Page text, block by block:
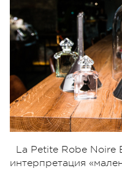
La Petite Robe Noire
интерпретация